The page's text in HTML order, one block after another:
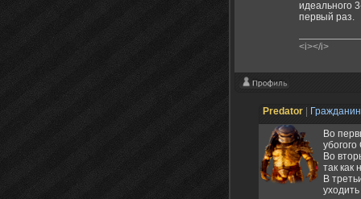
идеального
первый раз.
<i></i>
Predator
Во
убогого
Во
так как
В